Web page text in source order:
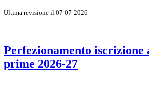
Ultima revisione il 07-07-2026
Perfezionamento iscrizione
prime 2026-27